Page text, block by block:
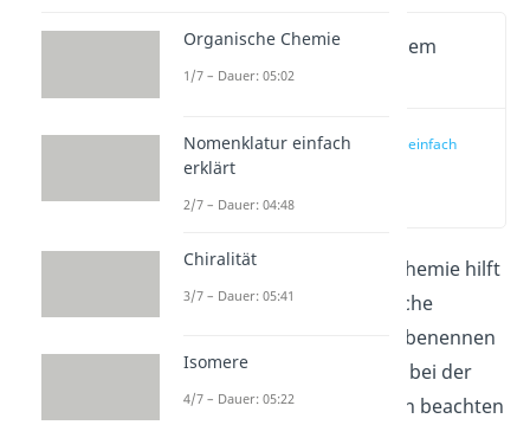
Wichtige Inhalte in diesem
Video
Nomenklatur einfach
DieNomenklatur
in der Chemie hilft
dir dabei, dass du chemische
Verbindungen einheitlich benennen
kannst. Welche Regeln du bei der
Benennung von Molekülen beachten
Organische Chemie
1/7 – Dauer: 05:02
Nomenklatur einfach
erklärt
2/7 – Dauer: 04:48
Chiralität
3/7 – Dauer: 05:41
Isomere
4/7 – Dauer: 05:22